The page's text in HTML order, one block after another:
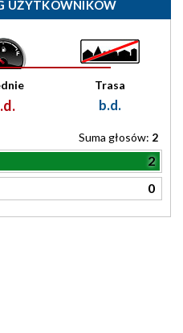
UŻYTKOWNIKÓW
Trasa
b.d.
Suma głosów: 2
2
0